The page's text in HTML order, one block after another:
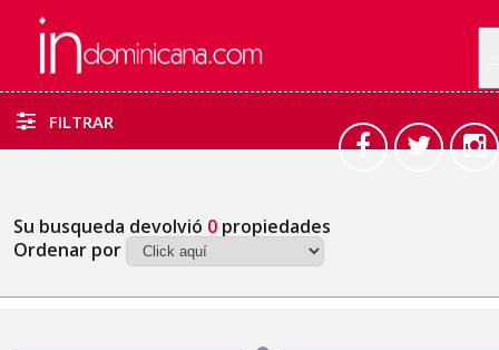
FILTRAR
Su busqueda devolvió 0 propiedades
Ordenar por